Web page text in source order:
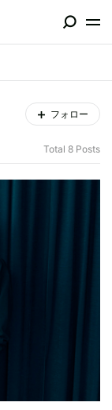
フォロー
Total 8 Posts